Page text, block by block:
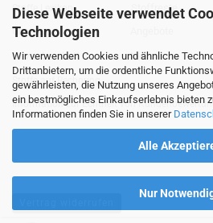
Diese Webseite verwendet
Technologien
Wir verwenden Cookies und ähnliche
Drittanbietern, um die ordentliche
gewährleisten, die Nutzung unseres
ein bestmögliches Einkaufserlebnis bieten
Informationen finden Sie in unserer
Alle
Nur
Stoffe Lexikon Stoffreste
Über uns
Gewerberabatt Meterware
Stoffe auf Rechnung
Information zur Echtheit von